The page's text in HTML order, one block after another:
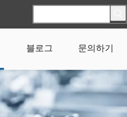
블로그 문의하기